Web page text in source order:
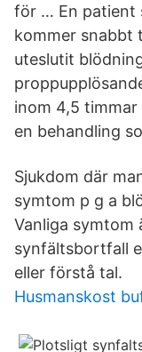
för … En patient
kommer snabbt
uteslutit
inom 4,5
en behandling
Sjukdom där
symtom p g a
Vanliga symtom
synfältsbortfall
eller förstå tal.
Husmanskost